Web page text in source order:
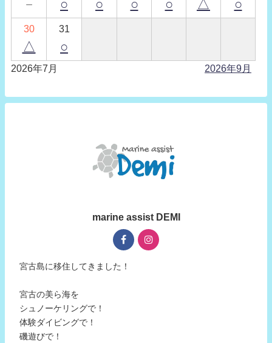
－ ○ ○ ○ ○ △ ○
30
△
31
○
2026年7月 2026年9月
marine assist DEMI
宮古島に移住してきました！
宮古の美ら海を
シュノーケリングで！
体験ダイビングで！
磯遊びで！